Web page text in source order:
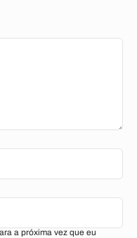
a próxima vez que eu